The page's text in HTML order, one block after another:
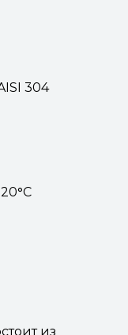
304
°С
из